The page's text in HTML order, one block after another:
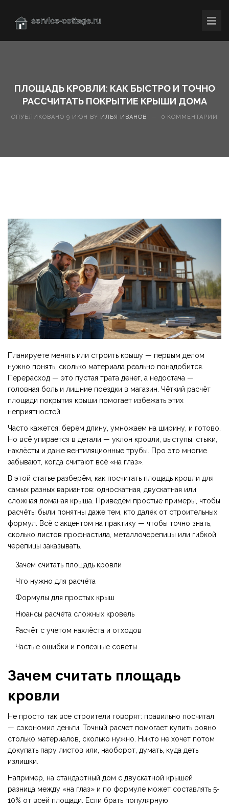
ПЛОЩАДЬ КРОВЛИ: КАК БЫСТРО И ТОЧНО
РАССЧИТАТЬ ПОКРЫТИЕ КРЫШИ ДОМА
ОПУБЛИКОВАНО 9 ИЮН BY ИЛЬЯ ИВАНОВ — 0 КОММЕНТАРИИ
Планируете менять или строить крышу — первым делом
нужно понять, сколько материала реально понадобится.
Перерасход — это пустая трата денег, а недостача —
головная боль и лишние поездки в магазин. Чёткий расчёт
площади покрытия крыши помогает избежать этих
неприятностей.
Часто кажется: берём длину, умножаем на ширину, и готово.
Но всё упирается в детали — уклон кровли, выступы, стыки,
нахлёсты и даже вентиляционные трубы. Про это многие
забывают, когда считают всё «на глаз».
В этой статье разберём, как посчитать площадь кровли для
самых разных вариантов: односкатная, двускатная или
сложная ломаная крыша. Приведём простые примеры, чтобы
расчёты были понятны даже тем, кто далёк от строительных
формул. Всё с акцентом на практику — чтобы точно знать,
сколько листов профнастила, металлочерепицы или гибкой
черепицы заказывать.
Зачем считать площадь кровли
Что нужно для расчёта
Формулы для простых крыш
Нюансы расчёта сложных кровель
Расчёт с учётом нахлёста и отходов
Частые ошибки и полезные советы
Зачем считать площадь
кровли
Не просто так все строители говорят: правильно посчитал
— сэкономил деньги. Точный расчет помогает купить ровно
столько материалов, сколько нужно. Никто не хочет потом
докупать пару листов или, наоборот, думать, куда деть
излишки.
Например, на стандартный дом с двускатной крышей
разница между «на глаз» и по формуле может составлять 5-
10% от всей площади. Если брать популярную